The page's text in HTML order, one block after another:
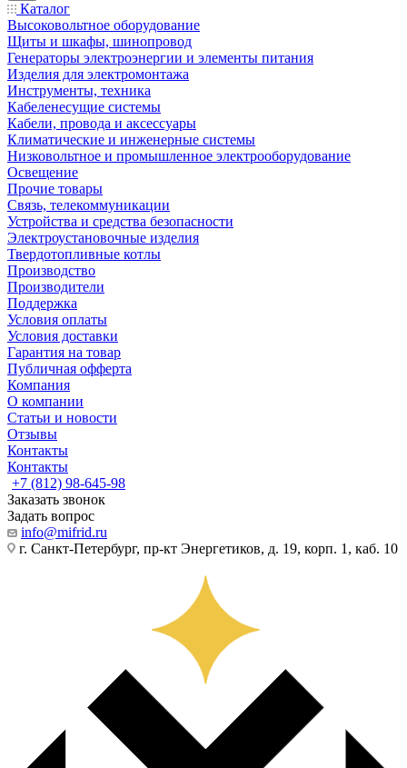
Каталог
Высоковольтное оборудование
Щиты и шкафы, шинопровод
Генераторы электроэнергии и элементы питания
Изделия для электромонтажа
Инструменты, техника
Кабеленесущие системы
Кабели, провода и аксессуары
Климатические и инженерные системы
Низковольтное и промышленное электрооборудование
Освещение
Прочие товары
Связь, телекоммуникации
Устройства и средства безопасности
Электроустановочные изделия
Твердотопливные котлы
Производство
Производители
Поддержка
Условия оплаты
Условия доставки
Гарантия на товар
Публичная офферта
Компания
О компании
Статьи и новости
Отзывы
Контакты
Контакты
+7 (812) 98-645-98
Заказать звонок
Задать вопрос
info@mifrid.ru
г. Санкт-Петербург, пр-кт Энергетиков, д. 19, корп. 1, каб. 10